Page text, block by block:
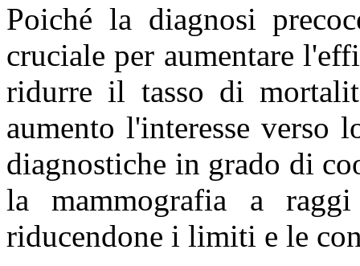
Poiché la diagnosi
cruciale per aumentare
ridurre il tasso di
aumento l'interesse verso
diagnostiche in grado di
la mammografia a
riducendone i limiti e le